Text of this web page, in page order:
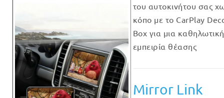
του αυτοκινήτου σας
κόπο με το CarPlay
Box για μια καθηλωτική
εμπειρία θέασης
Mirror Link